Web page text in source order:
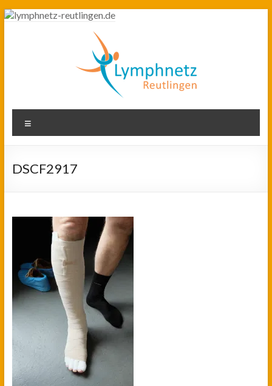
Zum
lymphnetz-
reutlingen.de
Lymphnetz
für den
Kreis
DSCF2917